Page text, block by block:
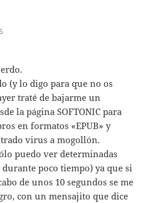
(y lo digo para que no os
traté de bajarme un
la página SOFTONIC para
en formatos «EPUB» y
virus a mogollón.
puedo ver determinadas
durante poco tiempo) ya que si
de unos 10 segundos se me
con un mensajito que dice